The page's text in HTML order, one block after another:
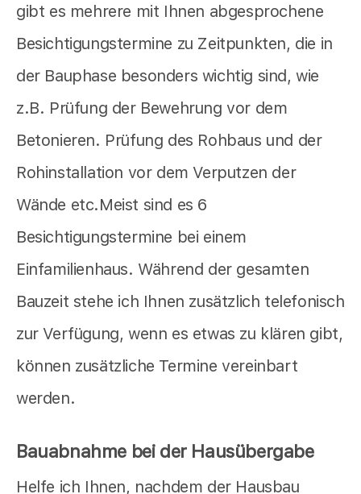
gibt es mehrere mit Ihnen abgesprochene
Besichtigungstermine zu Zeitpunkten, die in
der Bauphase besonders wichtig sind, wie
z.B. Prüfung der Bewehrung vor dem
Betonieren. Prüfung des Rohbaus und der
Rohinstallation vor dem Verputzen der
Wände etc.Meist sind es 6
Besichtigungstermine bei einem
Einfamilienhaus. Während der gesamten
Bauzeit stehe ich Ihnen zusätzlich telefonisch
zur Verfügung, wenn es etwas zu klären gibt,
können zusätzliche Termine vereinbart
werden.
Bauabnahme bei der Hausübergabe
Helfe ich Ihnen, nachdem der Hausbau